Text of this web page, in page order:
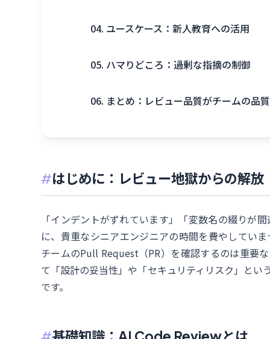
04. ユースケース：新人教育への活用
05. ハマりどころ：過剰な指摘の制御
06. まとめ：レビュー品質がチームの品質
はじめに：レビュー地獄からの解放
「インデントがずれています」「変数名の綴りが
に、貴重なシニアエンジニアの時間を費やしてい
チームのPull Request（PR）を確認するのは重要
て「設計の妥当性」や「セキュリティリスク」と
です。